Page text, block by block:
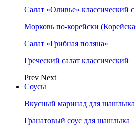
Салат «Оливье» классический с
Морковь по-корейски
Салат «Грибная поляна»
Греческий салат классический
Prev Next
Соусы
Вкусный маринад для шашлыка
Гранатовый соус для шашлыка